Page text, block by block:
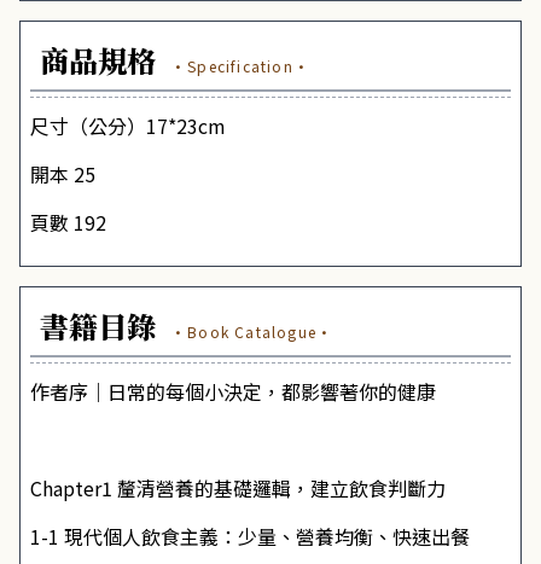
商品規格 ·Specification·
尺寸（公分）17*23cm
開本 25
頁數 192
書籍目錄 ·Book Catalogue·
作者序｜日常的每個小決定，都影響著你的健康
Chapter1 釐清營養的基礎邏輯，建立飲食判斷力
1-1 現代個人飲食主義：少量、營養均衡、快速出餐